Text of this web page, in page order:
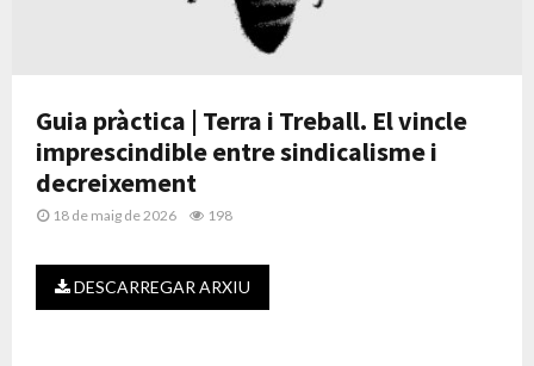
Guia pràctica | Terra i Treball. El vincle
imprescindible entre sindicalisme i
decreixement
18 de maig de 2026 198
DESCARREGAR ARXIU